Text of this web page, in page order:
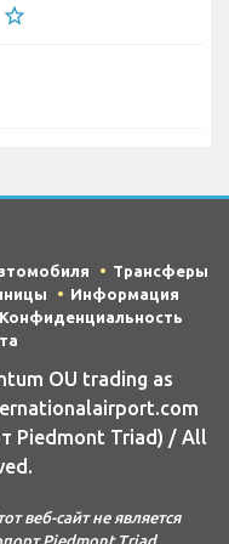
star_border
Трансферы
Информация
Конфиденциальность
OU trading as
Piedmont Triad) / All
веб-сайт не является
Piedmont Triad